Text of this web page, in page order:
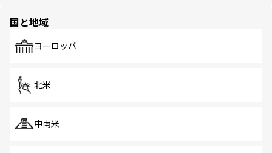
で、ホーカーズは地元の風情を楽しめる外せないスポット
国と地域
ヨーロッパ
北米
中南米